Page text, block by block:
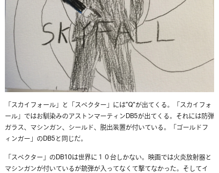
「スカイフォール」と「スペクター」には”Q”が出てくる。「スカイフォ
ール」ではお馴染みのアストンマーティンDB5が出てくる。それには防弾
ガラス、マシンガン、シールド、脱出装置が付いている。「ゴールドフ
ィンガー」のDB5と同じだ。
「スペクター」のDB10は世界に１０台しかない。映画では火炎放射器と
マシンガンが付いているが銃弾が入ってなくて撃てなかった。そしてイ